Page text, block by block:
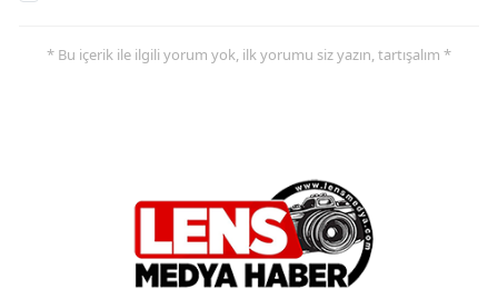
* Bu içerik ile ilgili yorum yok, ilk yorumu siz yazın, tartışalım *